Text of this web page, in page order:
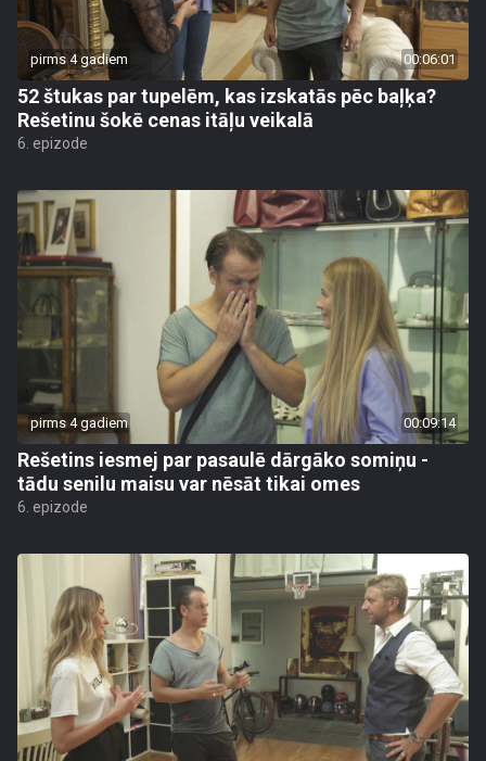
pirms 4 gadiem 00:06:01
52 štukas par tupelēm, kas izskatās pēc baļķa?
Rešetinu šokē cenas itāļu veikalā
6. epizode
pirms 4 gadiem 00:09:14
Rešetins iesmej par pasaulē dārgāko somiņu -
tādu senilu maisu var nēsāt tikai omes
6. epizode